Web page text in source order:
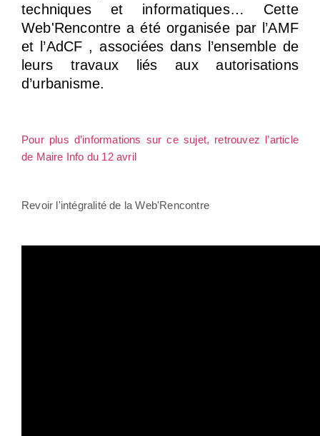
techniques et informatiques… Cette
Web'Rencontre a été organisée par l’AMF
et l’AdCF , associées dans l’ensemble de
leurs travaux liés aux autorisations
d’urbanisme.
Pour plus d’informations sur ce sujet, retrouvez l’article
de Maire Info du 12 avril
Revoir l'intégralité de la Web'Rencontre